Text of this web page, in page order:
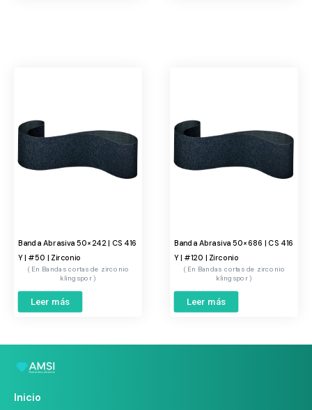
Banda Abrasiva 50×242 | CS 416
Y | #50 | Zirconio
Bandas cortas de zirconio
klingspor
Leer más
Banda Abrasiva 50×686 | CS 416
Y | #120 | Zirconio
Bandas cortas de zirconio
klingspor
Leer más
Inicio